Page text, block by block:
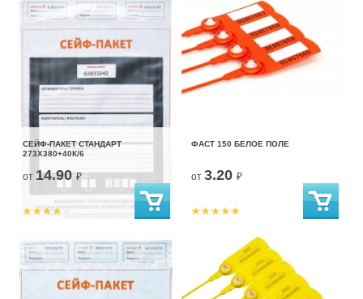
СЕЙФ-ПАКЕТ СТАНДАРТ
273Х380+40К/6
от 14.90₽
ФАСТ 150 БЕЛОЕ ПОЛЕ
от 3.20 ₽